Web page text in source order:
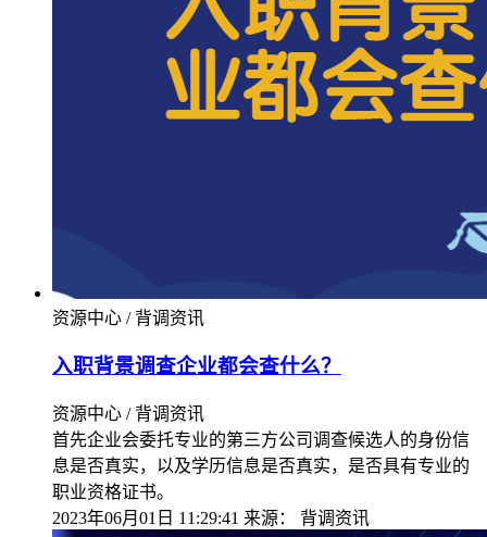
资源中心 / 背调资讯
入职背景调查企业都会查什么？
资源中心 / 背调资讯
首先企业会委托专业的第三方公司调查候选人的身份信
息是否真实，以及学历信息是否真实，是否具有专业的
职业资格证书。
2023年06月01日 11:29:41 来源： 背调资讯